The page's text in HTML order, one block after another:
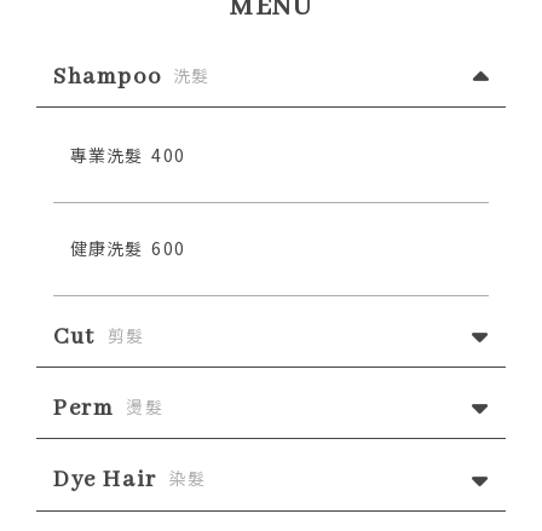
MENU
Shampoo 洗髮
專業洗髮 400
健康洗髮 600
Cut 剪髮
Perm 燙髮
Dye Hair 染髮